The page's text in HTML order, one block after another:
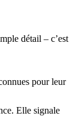
détail – c’est
pour leur
Elle signale